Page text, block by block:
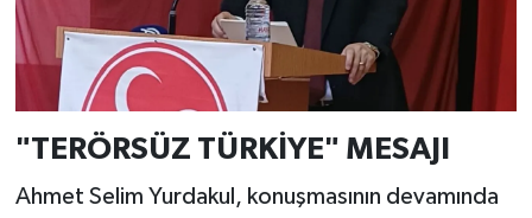
"TERÖRSÜZ TÜRKİYE" MESAJI
Ahmet Selim Yurdakul, konuşmasının devamında